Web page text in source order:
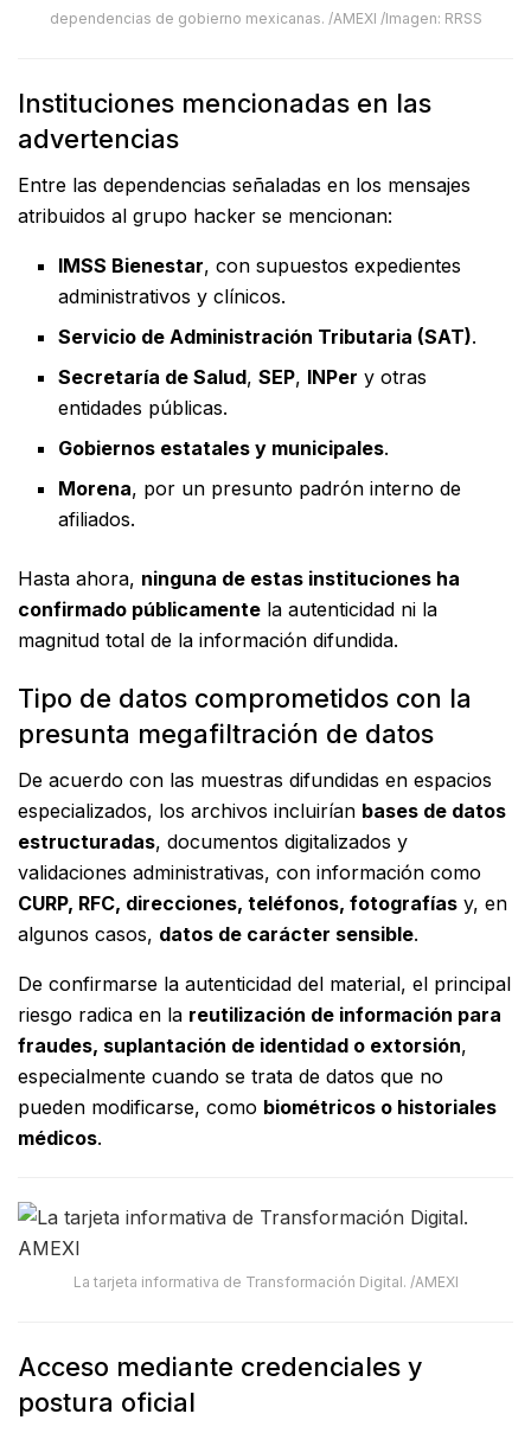
dependencias de gobierno mexicanas. /AMEXI /Imagen: RRSS
Instituciones mencionadas en las
advertencias
Entre las dependencias señaladas en los mensajes
atribuidos al grupo hacker se mencionan:
IMSS Bienestar, con supuestos expedientes
administrativos y clínicos.
Servicio de Administración Tributaria (SAT).
Secretaría de Salud,SEP, INPer y otras
entidades públicas.
Gobiernos estatales y municipales.
Morena, por un presunto padrón interno de
afiliados.
Hasta ahora, ninguna de estas instituciones ha
confirmado públicamente la autenticidad ni la
magnitud total de la información difundida.
Tipo de datos comprometidos con la
presunta megafiltración de datos
De acuerdo con las muestras difundidas en espacios
especializados, los archivos incluirían bases de datos
estructuradas, documentos digitalizados y
validaciones administrativas, con información como
CURP, RFC, direcciones, teléfonos, fotografías y, en
algunos casos, datos de carácter sensible.
De confirmarse la autenticidad del material, el principal
riesgo radica en la reutilización de información para
fraudes, suplantación de identidad o extorsión,
especialmente cuando se trata de datos que no
pueden modificarse, como biométricos o historiales
médicos.
La tarjeta informativa de Transformación Digital. /AMEXI
Acceso mediante credenciales y
postura oficial